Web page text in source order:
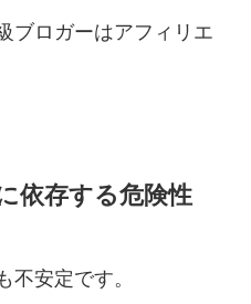
ブロガーはアフィリエ
依存する危険性
安定です。